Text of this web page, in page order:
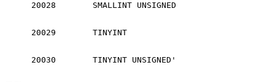
20028 SMALLINT UNSIGNED
20029 TINYINT
20030 TINYINT UNSIGNED'